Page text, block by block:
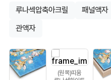
루나섹압축아크릴 패널액자
관액자
(원목)띠움